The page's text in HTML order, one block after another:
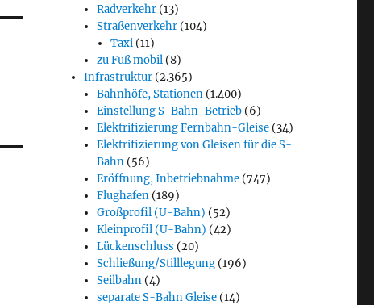
Radverkehr (13)
Straßenverkehr (104)
Taxi(11)
zu Fuß mobil (8)
Infrastruktur (2.365)
Bahnhöfe, Stationen (1.400)
Einstellung S-Bahn-Betrieb (6)
Elektrifizierung Fernbahn-Gleise (34)
Elektrifizierung von Gleisen für die S-
Bahn (56)
Eröffnung, Inbetriebnahme (747)
Flughafen (189)
Großprofil (U-Bahn) (52)
Kleinprofil (U-Bahn) (42)
Lückenschluss (20)
Schließung/Stilllegung (196)
Seilbahn (4)
separate S-Bahn Gleise (14)